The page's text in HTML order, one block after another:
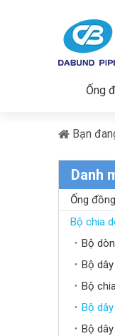
Ống
Bạn
Danh
Ống đồng
Bộ chia
Bộ
Bộ
Bộ
Bộ
Bộ